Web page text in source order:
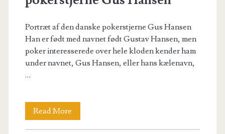
Hansen</span>
Portræt af den danske pokerstjerne Gus Hansen
Han er født med navnet født Gustav Hansen, men
poker interesserede over hele kloden kender ham
under navnet, Gus Hansen, eller hans kælenavn,
…
Read More
af